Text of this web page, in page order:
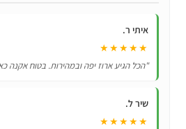
ריצה,
כללי
1.5
איתי ר.
★★★★★
"הכל הגיע ארוז יפה ובמהירות. בטוח אקנה
שיר ל.
★★★★★